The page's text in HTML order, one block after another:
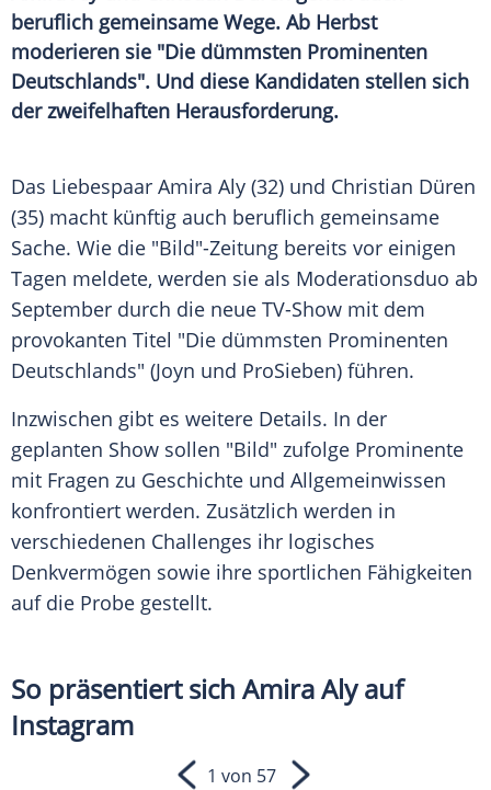
beruflich gemeinsame Wege. Ab Herbst
moderieren sie "Die dümmsten Prominenten
Deutschlands". Und diese Kandidaten stellen sich
der zweifelhaften Herausforderung.
Das Liebespaar Amira Aly (32) und Christian Düren
(35) macht künftig auch beruflich gemeinsame
Sache. Wie die "Bild"-Zeitung bereits vor einigen
Tagen meldete, werden sie als Moderationsduo ab
September durch die neue TV-Show mit dem
provokanten Titel "Die dümmsten Prominenten
Deutschlands" (Joyn und ProSieben) führen.
Inzwischen gibt es weitere Details. In der
geplanten Show sollen "Bild" zufolge Prominente
mit Fragen zu Geschichte und Allgemeinwissen
konfrontiert werden. Zusätzlich werden in
verschiedenen Challenges ihr logisches
Denkvermögen sowie ihre sportlichen Fähigkeiten
auf die Probe gestellt.
So präsentiert sich Amira Aly auf
Instagram
1 von 57